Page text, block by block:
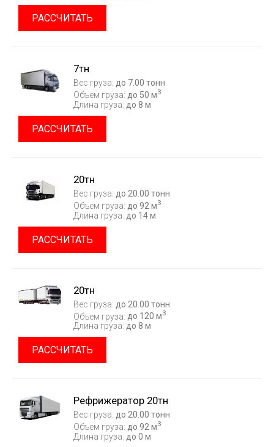
РАССЧИТАТЬ
7тн
Вес груза: до 7.00 тонн
Объем груза: до 50 м3
Длина груза: до 8 м
РАССЧИТАТЬ
20тн
Вес груза: до 20.00 тонн
Объем груза: до 92 м3
Длина груза: до 14 м
РАССЧИТАТЬ
20тн
Вес груза: до 20.00 тонн
Объем груза: до 120 м3
Длина груза: до 8 м
РАССЧИТАТЬ
Рефрижератор 20тн
Вес груза: до 20.00 тонн
Объем груза: до 92 м3
Длина груза: до 0 м